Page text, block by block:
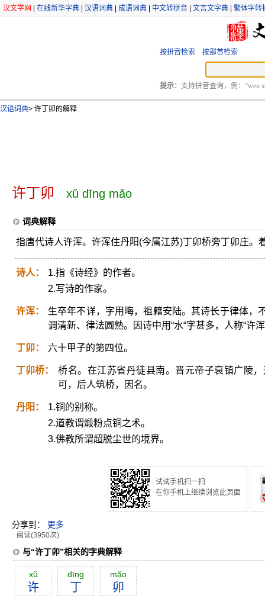
汉文学网 在线新华字典 汉语词典 成语词典 中文转拼音 文言文字典 繁体字转
按拼音检索 按部首检索
提示： 支持拼音查询，例：“wen
汉语词典> 许丁卯的解释
许丁卯 xǔ dīng mǎo
词典解释
指唐代诗人许浑。许浑住丹阳(今属江苏)丁卯桥旁丁卯庄。
诗人：
1.指《诗经》的作者。
2.写诗的作家。
许浑：
生卒年不详，字用晦，祖籍安陆。其诗长于律体，
调清新、律法圆熟。因诗中用“水“字甚多，人称“许
丁卯： 六十甲子的第四位。
丁卯桥：
桥名。在江苏省丹徒县南。晋元帝子裒镇广陵
可，后人筑桥，因名。
丹阳：
1.铜的别称。
2.道教谓煅粉点铜之术。
3.佛教所谓超脱尘世的境界。
试试手机扫一扫
在你手机上继续浏览此页面
分享到： 更多
阅读(3950次)
与“许丁卯”相关的字典解释
xŭ
许
dīng
丁
măo
卯